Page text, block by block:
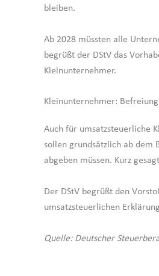
bleiben.
Ab 2028 müssten alle
begrüßt der DStV das
Kleinunternehmer.
Kleinunternehmer:
Auch für umsatzsteuerliche
sollen grundsätzlich ab dem
abgeben müssen. Kurz
Der DStV begrüßt den
umsatzsteuerlichen
Quelle: Deutscher